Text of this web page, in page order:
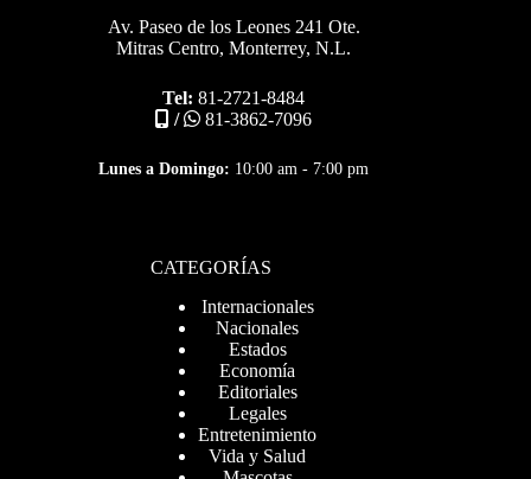
Av. Paseo de los Leones 241 Ote.
Mitras Centro, Monterrey, N.L.
Tel: 81-2721-8484
/
81-3862-7096
Lunes a Domingo: 10:00 am - 7:00 pm
CATEGORÍAS
Internacionales
Nacionales
Estados
Economía
Editoriales
Legales
Entretenimiento
Vida y Salud